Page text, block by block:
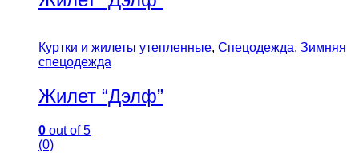
Куртки и жилеты утепленные, Спецодежда, Зимняя
спецодежда
Жилет “Дэлф”
0 out of 5
(0)